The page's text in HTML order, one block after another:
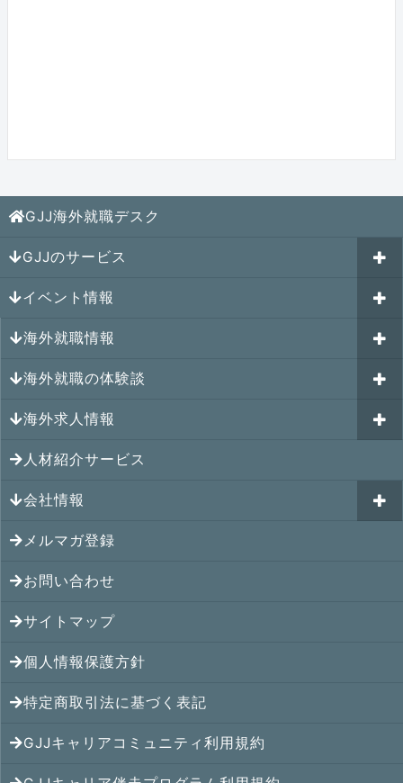
GJJ海外就職デスク
GJJのサービス
海外就職カウンセリング
はじめての海外就職セミナー
キャリアパスポートAI
GJJキャリア伴走プログラム
GJJキャリアコミュニティ
イベント情報
参加受付中のイベント
過去のイベント一覧
海外就職情報
アメリカの就職情報
カナダの就職情報
メキシコの就職情報
ヨーロッパの就職情報
オセアニアの就職情報
シンガポールの就職情報
マレーシアの就職情報
タイの就職情報
ベトナムの就職情報
インドネシアの就職情報
インドの就職情報
海外就職の体験談
海外就職その後の体験談
シンガポール就職の体験談
マレーシア就職の体験談
タイ就職の体験談
ベトナム就職の体験談
インドネシア就職の体験談
インド就職の体験談
フィリピン就職の体験談
ミャンマー就職の体験談
香港就職の体験談
海外求人情報
シンガポールの求人
マレーシアの求人
タイの求人
ベトナムの求人
インドネシアの求人
インドの求人
フィリピンの求人
カンボジアの求人
ミャンマーの求人
人材紹介サービス
会社情報
アクセス
メンバー紹介
提携先
コンサルタント
メルマガ登録
お問い合わせ
サイトマップ
個人情報保護方針
特定商取引法に基づく表記
GJJキャリアコミュニティ利用規約